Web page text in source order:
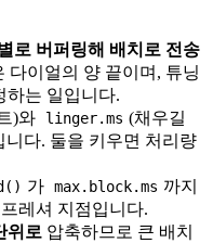
로 버퍼링해 배치로 전송
다이얼의 양 끝이며, 튜닝
하는 일입니다.
)와 linger.ms (채우길
다. 둘을 키우면 처리량
가 max.block.ms 까지
레셔 지점입니다.
위로 압축하므로 큰 배치